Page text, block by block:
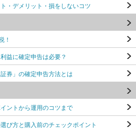
・デメリット・損をしないコツ
！
益に確定申告は必要？
券」の確定申告方法とは
ントから運用のコツまで
び方と購入前のチェックポイント